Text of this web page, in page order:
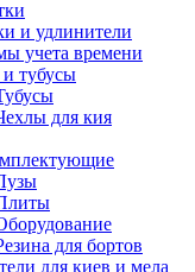
и удлинители
учета времени
тубусы
для кия
для бортов
для киев и мела